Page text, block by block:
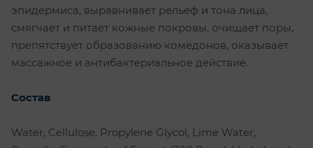
эпидермиса, выравнивает рельеф и тона лица,
смягчает и питает кожные покровы, очищает поры,
препятствует образованию комедонов, оказывает
массажное и антибактериальное действие.
Состав
Water, Cellulose, Propylene Glycol, Lime Water,